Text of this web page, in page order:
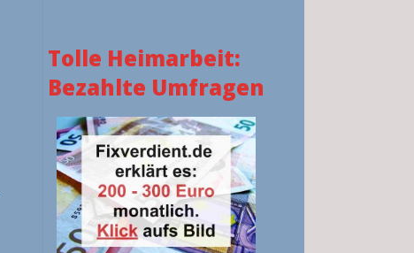
Tolle Heimarbeit:
Bezahlte Umfragen